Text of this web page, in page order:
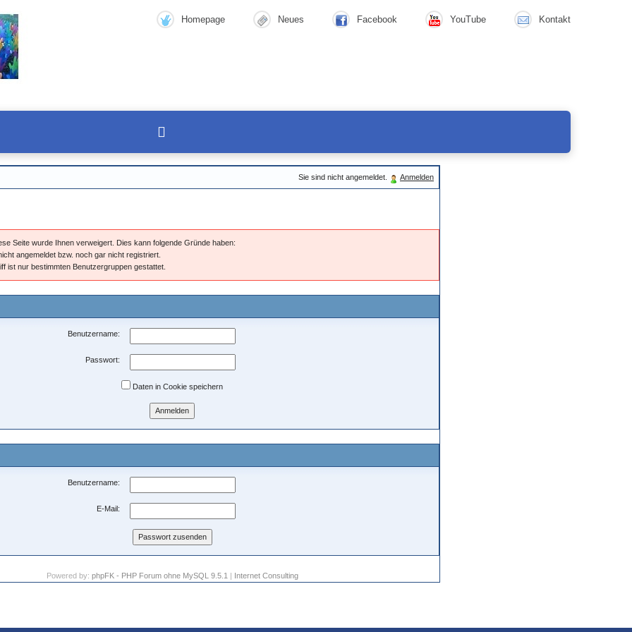
Homepage Neues Facebook YouTube Kontakt
Sie sind nicht angemeldet. Anmelden
Seite wurde Ihnen verweigert. Dies kann folgende Gründe haben:
angemeldet bzw. noch gar nicht registriert.
ist nur bestimmten Benutzergruppen gestattet.
Benutzername:
Passwort:
Daten in Cookie speichern
Benutzername:
E-Mail:
Powered by: phpFK - PHP Forum ohne MySQL 9.5.1 | Internet Consulting